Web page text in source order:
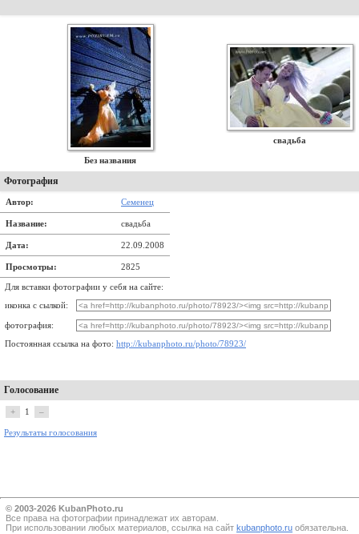
Без названия
свадьба
Фотография
Автор: Семенец
Название: свадьба
Дата: 22.09.2008
Просмотры: 2825
Для вставки фотографии у себя на сайте:
иконка с сылкой:
фотография:
Постоянная ссылка на фото: http://kubanphoto.ru/photo/78923/
Голосование
+ 1 –
Результаты голосования
© 2003-2026 KubanPhoto.ru
Все прaва на фотографии принадлежат их авторам.
При использовании любых материалов, ссылка на сайт kubanphoto.ru обязательна.